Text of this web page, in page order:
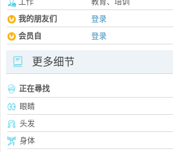
我的朋友们
登录
会员自
登录
更多细节
正在尋找
眼睛
头发
身体